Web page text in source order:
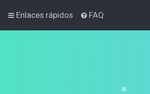
Enlaces rápidos FAQ